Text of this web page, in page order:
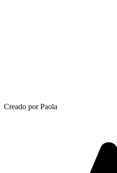
Creado por Paola